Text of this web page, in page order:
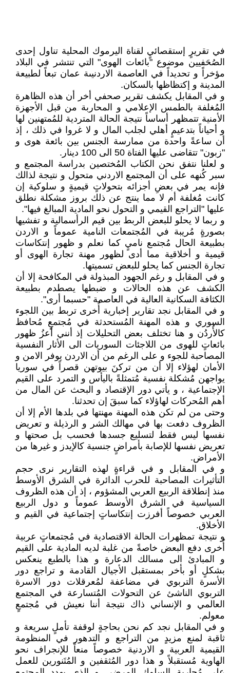
في تقريرٍ إستقصائيٍ لقناة اليرموك المحلية تناول إحدى
الصُحَفيين موضوع "بائعات الهوى" التي تنتشر في البلاد
مؤخراً و تحديداً في العاصمة الاردنيىة عمان تبعاً لطبيعة
المدينة و إكتظاظها بالسكان.
و في المقابل يكشف تقرير صحفي أخر أن هذه الظاهرة
المُغلفة بالطمس الإعلامي و المحاربة من قبل الأجهزة
الأمنية تتمظهر أساساً نتيجة الحالة المتردية للمُمتهنين لها
و أحياناً بتدعيمٍ أهلي لجلب المال و لا غروا في ذلك ، إذ
أن ساعةً واحدة من ممارسة الجنس بين بائعة هوى و
"زبون" تتقاضى عليها الفتاة 50 الى 100 دينار.
و لعلنا نتفق نحن الكتاب المُختصين بدراسة المجتمع و
سبر كُنهه على أن المجتمع الاردني متحول و نتيجة لذالك
فإنه يمر في بعضِ أجزائه بتحولاتٍ قيميةٍ و سلوكية إن
كانت مُغلفة أم لا مما ينتج عن ذلك بروز مشكلة نطلق
عليها "التراجع القيمي و التحول نحو المادية المبالغ فيها".
و ربما لا يحلو للبعض الربط بين قيم الرأسمالية و تفشيها
بصورةٍ مُريبة في المُجتمعات النامية عموماً و الاردن
بطبيعة الحال مُجتمع ناميٍ كما نعلم و ظهور إنتكاسات
قيمية و أخلاقية مما أدى لظهور مهنة تجارة الهوى أو
تجارة الجنس كما يحلو للبعض تسميتها.
و في المقابل و رغم الجهود المبذولة في المكافحة إلا أن
الكشف عن هذه الحالات و ضبطها يصطدم بطبيعة
الكثافة السكانية العالية في العاصمة "حسبما أرى".
و في المقابل نجد تقارير إخبارية أُخرى تربط بين اللجوء
السوري و هذه المهنة المُستحدثة في مُجتمعٍ مُحافظ
كالأُردُن و هنا تختلف بعض التحليلات إذ أنني أعزُ ظهور
بائعاتٍ للهوى من اللاجئات السوريات الى الأثار النفسية
المصاحبة للجوء و على الرغم من أن الاردن يوفر الامن و
الأمان لهؤلاء إلا أن من تركنَ بيوتهن قصراً في سوريا
يواجهن مُشكلة نفسية مُتمثلةً باليأس و التمرد على القيم
الإجتماعية ، و يأتي دور الإقتصاد و البحث عن المال من
أهم المُحركات لهاؤلاء كما سبقَ إن تحدثنا.
وحتى من لم تكن هذه المهنة مهنتها في بلدها الأم إلا أن
الظروف دفعت بها في مهالك الشر و الرذيلة و تعريض
نفسها ليس فقط لتسليع جسدها فحسب بل صحتها و
تعريض نفسها للإصابة بأمراضٍ جنسية كالإيدز و غيرها من
الأمراض.
و في المقابل و في قراءةٍ لهذه التقارير نرى حجم
التأثيرات المصاحبة للحرب الدائرة في الشرق الأوسط
منذ إنطلاقة الربيع العربي المشؤوم ، إذ أن هذه الظروف
السياسية في الشرق الأوسط عموماً و دول الربيع
العربي خصوصاً أفرزت إنتكاساتٍ إجتماعية في القيم و
الأخلاق.
و نتيجة تمظهرات الحالة الاقتصادية في مُجتمعاتٍ عربية
أُخرى دفع البعض خاصةً من غلبة لديه المادية على القيم
و المبادئ الى مسالك الدعارة و هذا بالطبع ينعكس
بشكلٍ أو بأخر بمستقبل الأجيال القادمة و تراجع دور
الأسرة التربوي في مضاعفة لمُعرقلات دور الاسرة
التربوي الناشئ عن التحولات المُتسارعة في المجتمع
العالمي و الإنساني ذاك نتيجة أننا نعيش في مُجتمعٍ
معولم.
و في المقابل نجد كم نحن بحاجةٍ لوقفة تأملٍ سريعة و
ثاقبة لمنع مزيدٍ من التراجع و التدهور في المنظومة
القيمية العربية و الاردنية خصوصاً منعاً للإنجراف نحو
الهاوية مُستقبلاً و هذا دور المُثقفين و المُتَنورين للعمل